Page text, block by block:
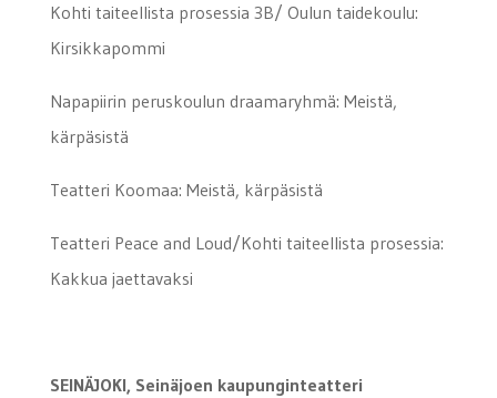
Kohti taiteellista prosessia 3B/ Oulun taidekoulu:
Kirsikkapommi
Napapiirin peruskoulun draamaryhmä: Meistä,
kärpäsistä
Teatteri Koomaa: Meistä, kärpäsistä
Teatteri Peace and Loud/Kohti taiteellista prosessia:
Kakkua jaettavaksi
SEINÄJOKI, Seinäjoen kaupunginteatteri